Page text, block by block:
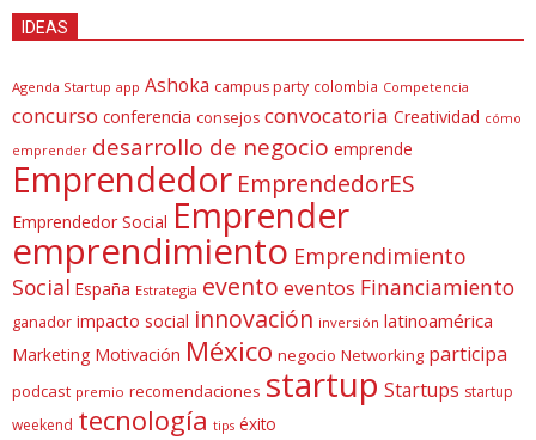
IDEAS
Agenda Startup app Ashoka campus party colombia Competencia
concurso conferencia consejos convocatoria Creatividad cómo
emprender desarrollo de negocio emprende
Emprendedor EmprendedorES
Emprendedor Social Emprender
emprendimiento Emprendimiento
Social España Estrategia evento eventos Financiamiento
ganador impacto social innovación inversión latinoamérica
Marketing Motivación México negocio Networking participa
podcast premio recomendaciones startup Startups startup
weekend tecnología tips éxito